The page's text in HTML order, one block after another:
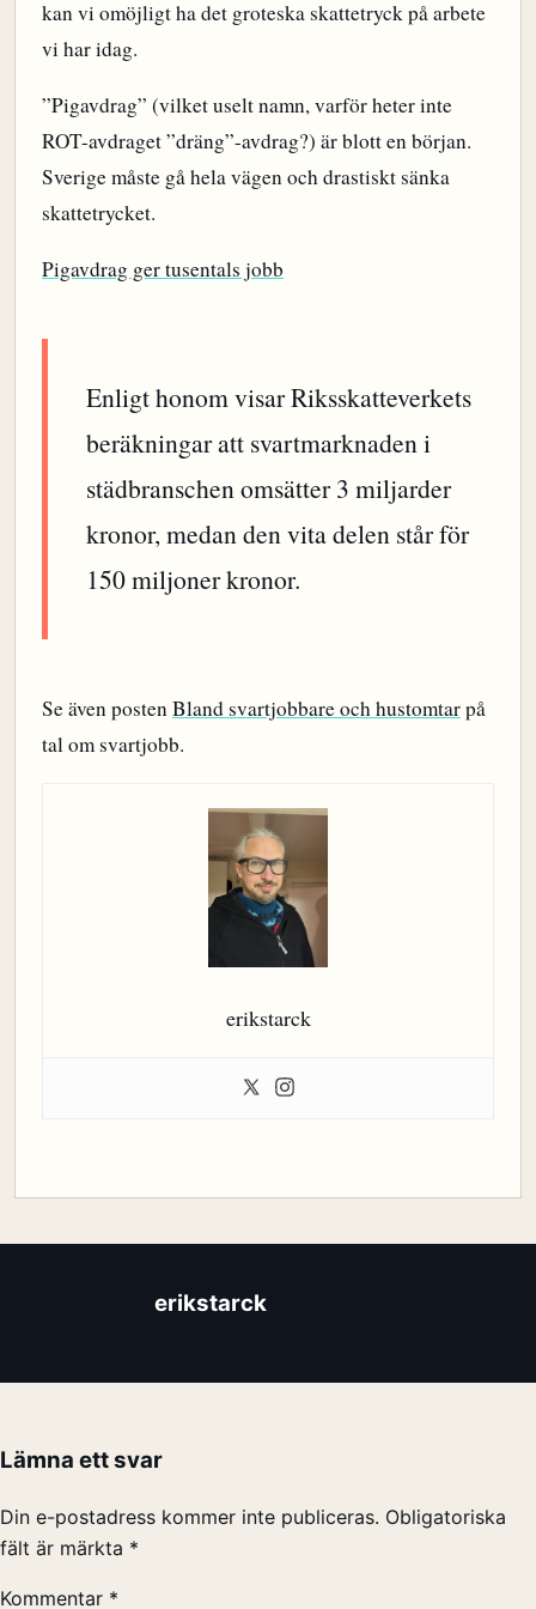
kan vi omöjligt ha det groteska skattetryck på arbete
vi har idag.
”Pigavdrag” (vilket uselt namn, varför heter inte
ROT-avdraget ”dräng”-avdrag?) är blott en början.
Sverige måste gå hela vägen och drastiskt sänka
skattetrycket.
Pigavdrag ger tusentals jobb
Enligt honom visar Riksskatteverkets
beräkningar att svartmarknaden i
städbranschen omsätter 3 miljarder
kronor, medan den vita delen står för
150 miljoner kronor.
Se även postenBland svartjobbare och hustomtarpå
tal om svartjobb.
erikstarck
erikstarck
Lämna ett svar
Din e-postadress kommer inte publiceras. Obligatoriska
fält är märkta *
Kommentar *